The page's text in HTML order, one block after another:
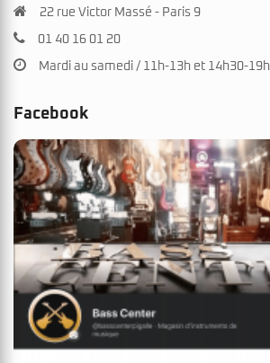
22 rue Victor Massé - Paris 9
01 40 16 01 20
Mardi au samedi / 11h-13h et 14h30-19h
Facebook